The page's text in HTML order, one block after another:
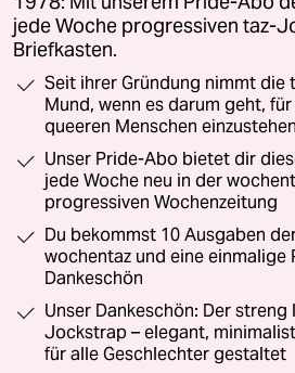
jede Woche progressiven taz-
Briefkasten.
Seit ihrer Gründung nimmt die
Mund, wenn es darum geht,
queeren Menschen einzustehen
Unser Pride-Abo bietet dir
jede Woche neu in der
progressiven Wochenzeitung
Du bekommst 10 Ausgaben
wochentaz und eine einmalige
Dankeschön
Unser Dankeschön: Der
Jockstrap – elegant,
für alle Geschlechter gestaltet